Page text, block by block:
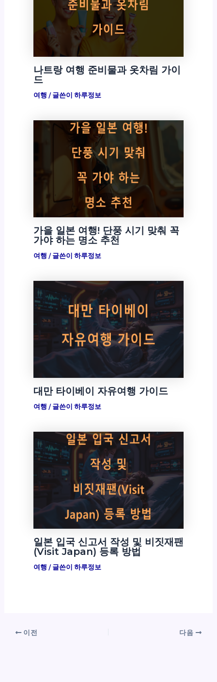
나트랑 여행 준비물과 옷차림 가이
드
여행 / 글쓴이 하루정보
가을 일본 여행! 단풍 시기 맞춰 꼭
가야 하는 명소 추천
여행 / 글쓴이 하루정보
대만 타이베이 자유여행 가이드
여행 / 글쓴이 하루정보
일본 입국 신고서 작성 및 비짓재팬
(Visit Japan) 등록 방법
여행 / 글쓴이 하루정보
이전 다음